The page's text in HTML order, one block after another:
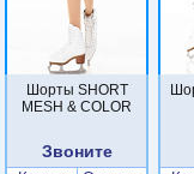
Шорты SHORT
MESH & COLOR
Звоните